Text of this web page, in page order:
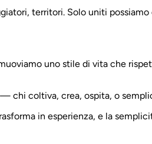
territori. Solo uniti
uno stile di vita che
chi coltiva, crea, ospita, o
in esperienza, e la